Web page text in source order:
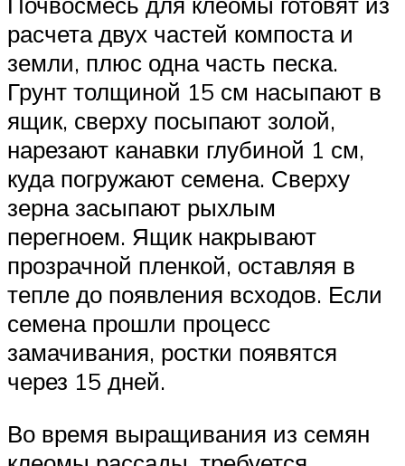
расчета двух частей компоста и
земли, плюс одна часть песка.
Грунт толщиной 15 см насыпают в
ящик, сверху посыпают золой,
нарезают канавки глубиной 1 см,
куда погружают семена. Сверху
зерна засыпают рыхлым
перегноем. Ящик накрывают
прозрачной пленкой, оставляя в
тепле до появления всходов. Если
семена прошли процесс
замачивания, ростки появятся
через 15 дней.
Во время выращивания из семян